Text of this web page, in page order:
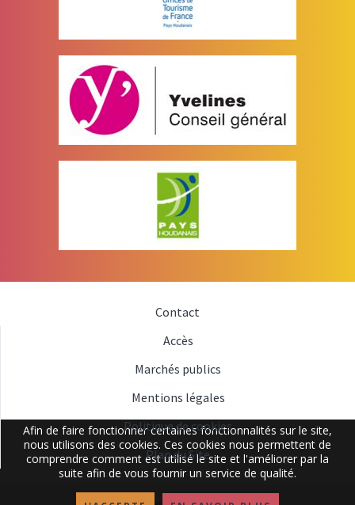
Contact
Accès
Marchés publics
Mentions légales
Politique de cookies
Plan du Site
Afin de faire fonctionner certaines fonctionnalités sur le site,
nous utilisons des cookies. Ces cookies nous permettent de
comprendre comment est utilisé le site et l'améliorer par la
suite afin de vous fournir un service de qualité.